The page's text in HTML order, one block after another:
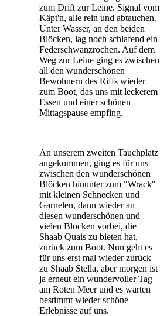
zum Drift zur Leine. Signal vom
Käpt'n, alle rein und abtauchen.
Unter Wasser, an den beiden
Blöcken, lag noch schlafend ein
Federschwanzrochen. Auf dem
Weg zur Leine ging es zwischen
all den wunderschönen
Bewohnern des Riffs wieder
zum Boot, das uns mit leckerem
Essen und einer schönen
Mittagspause empfing.
An unserem zweiten Tauchplatz
angekommen, ging es für uns
zwischen den wunderschönen
Blöcken hinunter zum "Wrack"
mit kleinen Schnecken und
Garnelen, dann wieder an
diesen wunderschönen und
vielen Blöcken vorbei, die
Shaab Quais zu bieten hat,
zurück zum Boot. Nun geht es
für uns erst mal wieder zurück
zu Shaab Stella, aber morgen ist
ja erneut ein wundervoller Tag
am Roten Meer und es warten
bestimmt wieder schöne
Erlebnisse auf uns.